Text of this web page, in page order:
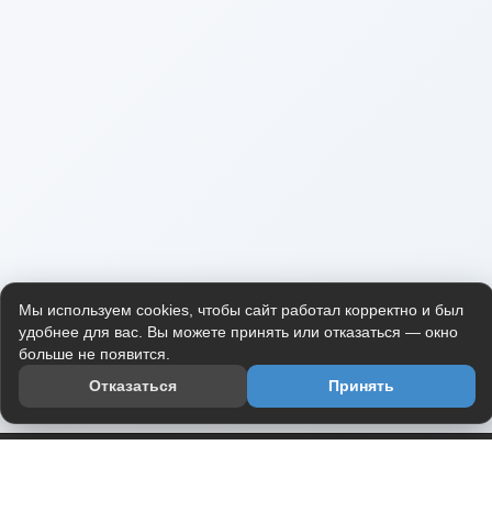
Мы используем cookies, чтобы сайт работал корректно и был
удобнее для вас. Вы можете принять или отказаться — окно
больше не появится.
Отказаться
Принять